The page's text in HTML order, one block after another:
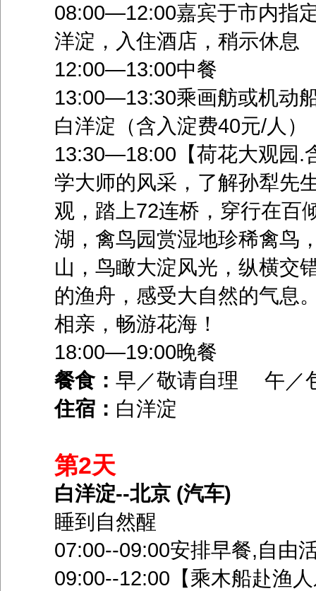
08:00—12:00嘉宾于市内指
洋淀，入住酒店，稍示休息
12:00—13:00中餐
13:00—13:30乘画舫或机动
白洋淀（含入淀费40元/人）
13:30—18:00【荷花大观园.
学大师的风采，了解孙犁先
观，踏上72连桥，穿行在百
湖，禽鸟园赏湿地珍稀禽鸟
山，鸟瞰大淀风光，纵横交
的渔舟，感受大自然的气息
相亲，畅游花海！
18:00—19:00晚餐
餐食： 早／敬请自理 午
住宿： 白洋淀
第2天
白洋淀--北京 (汽车)
睡到自然醒
07:00--09:00安排早餐,自由
09:00--12:00【乘木船赴渔